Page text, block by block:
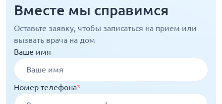
Вместе мы справимся
Оставьте заявку, чтобы записаться на прием или
вызвать врача на дом
Ваше имя
Номер телефона*